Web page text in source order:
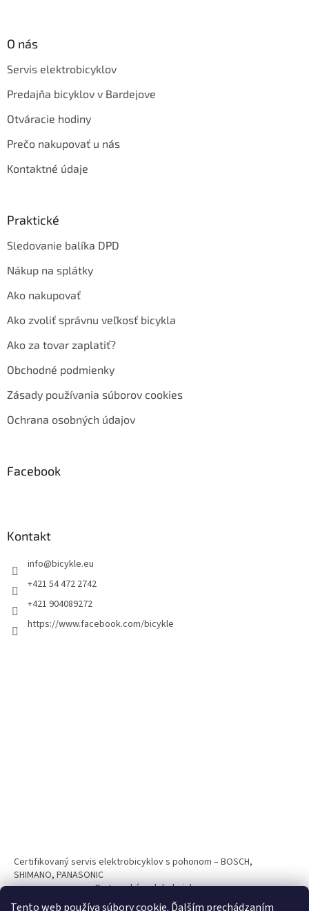
Tento web používa súbory cookie. Ďalším prechádzaním
O nás
Servis elektrobicyklov
Predajňa bicyklov v Bardejove
Otváracie hodiny
Prečo nakupovať u nás
Kontaktné údaje
Praktické
Sledovanie balíka DPD
Nákup na splátky
Ako nakupovať
Ako zvoliť správnu veľkosť bicykla
Ako za tovar zaplatiť?
Obchodné podmienky
Zásady používania súborov cookies
Ochrana osobných údajov
Facebook
Kontakt
info@bicykle.eu
+421 54 472 2742
+421 904089272
https://www.facebook.com/bicykle
Certifikovaný servis elektrobicyklov s pohonom – BOSCH,
SHIMANO, PANASONIC
Partnerský web hokejshop.eu